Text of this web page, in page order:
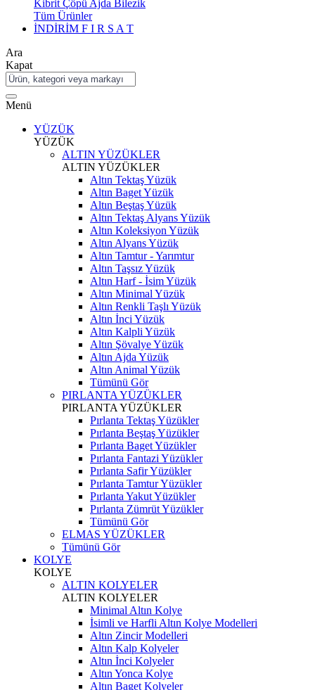
Kibrit Çöpü Ajda Bilezik
Tüm Ürünler
İNDİRİM F I R S A T
Ara
Kapat
Menü
YÜZÜK
YÜZÜK
ALTIN YÜZÜKLER
ALTIN YÜZÜKLER
Altın Tektaş Yüzük
Altın Baget Yüzük
Altın Beştaş Yüzük
Altın Tektaş Alyans Yüzük
Altın Koleksiyon Yüzük
Altın Alyans Yüzük
Altın Tamtur - Yarımtur
Altın Taşsız Yüzük
Altın Harf - İsim Yüzük
Altın Minimal Yüzük
Altın Renkli Taşlı Yüzük
Altın İnci Yüzük
Altın Kalpli Yüzük
Altın Şövalye Yüzük
Altın Ajda Yüzük
Altın Animal Yüzük
Tümünü Gör
PIRLANTA YÜZÜKLER
PIRLANTA YÜZÜKLER
Pırlanta Tektaş Yüzükler
Pırlanta Beştaş Yüzükler
Pırlanta Baget Yüzükler
Pırlanta Fantazi Yüzükler
Pırlanta Safir Yüzükler
Pırlanta Tamtur Yüzükler
Pırlanta Yakut Yüzükler
Pırlanta Zümrüt Yüzükler
Tümünü Gör
ELMAS YÜZÜKLER
Tümünü Gör
KOLYE
KOLYE
ALTIN KOLYELER
ALTIN KOLYELER
Minimal Altın Kolye
İsimli ve Harfli Altın Kolye Modelleri
Altın Zincir Modelleri
Altın Kalp Kolyeler
Altın İnci Kolyeler
Altın Yonca Kolye
Altın Baget Kolyeler